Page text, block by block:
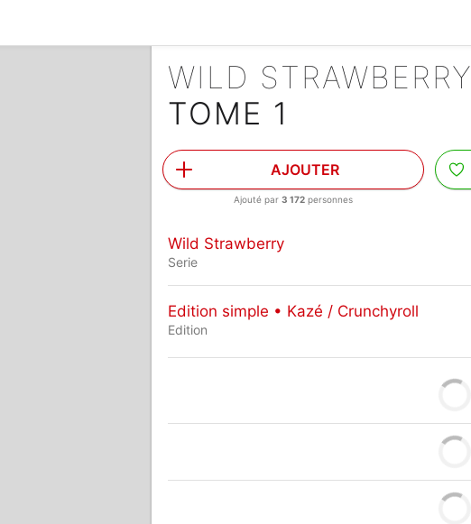
WILD STRAWBERRY
TOME 1
AJOUTER
Ajouté par3 172 personnes
Wild Strawberry
Serie
Edition simple • Kazé / Crunchyroll
Edition